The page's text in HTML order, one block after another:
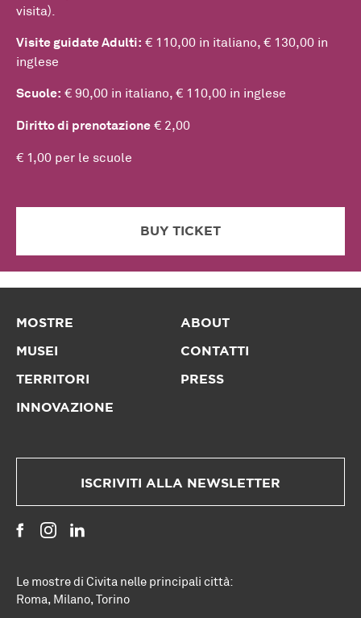
visita).
Visite guidate Adulti: € 110,00 in italiano, € 130,00 in
inglese
Scuole: € 90,00 in italiano, € 110,00 in inglese
Diritto di prenotazione € 2,00
€ 1,00 per le scuole
BUY TICKET
MOSTRE
MUSEI
TERRITORI
INNOVAZIONE
ABOUT
CONTATTI
PRESS
ISCRIVITI ALLA NEWSLETTER
Le mostre di Civita nelle principali città:
Roma, Milano,Torino